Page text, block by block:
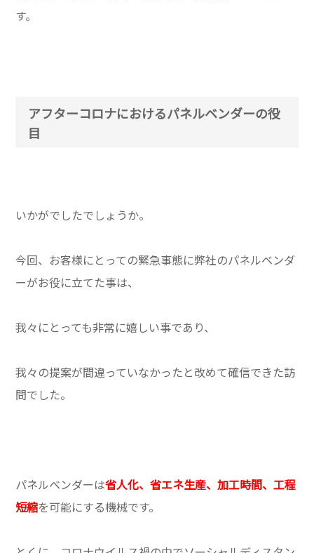
す。
アフターコロナにおけるパネルベンダーの役
目
いかがでしたでしょうか。
今回、お客様にとっての緊急事態に弊社のパネルベンダ
ーがお役に立てた事は、
我々にとっても非常に嬉しい事であり、
我々の提案が間違っていなかったと改めて確信できた訪
問でした。
パネルベンダーは省人化、省エネ生産、加工時間、工程
短縮を可能にする機械です。